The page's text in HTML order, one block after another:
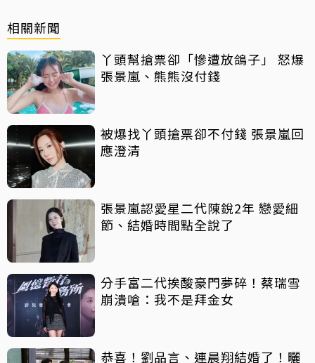
相關新聞
丫頭幫搶票卻「慘遭放鴿子」 怒爆
張景嵐、熊熊沒付錢
被爆找丫頭搶票卻不付錢 張景嵐回
應澄清
張景嵐認愛星二代陳銳2年 戀愛細
節、結婚時間點全說了
分手富二代挨酸豪門夢碎！蔡瑞雪
崩潰嗆：我不是拜金女
恭喜！劉品言、連晨翔結婚了！曬